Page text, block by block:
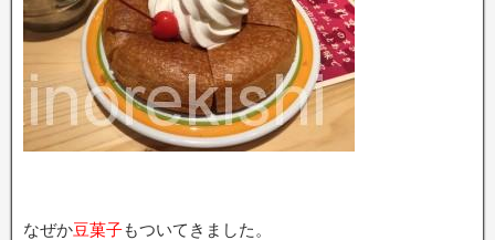
なぜか豆菓子もついてきました。